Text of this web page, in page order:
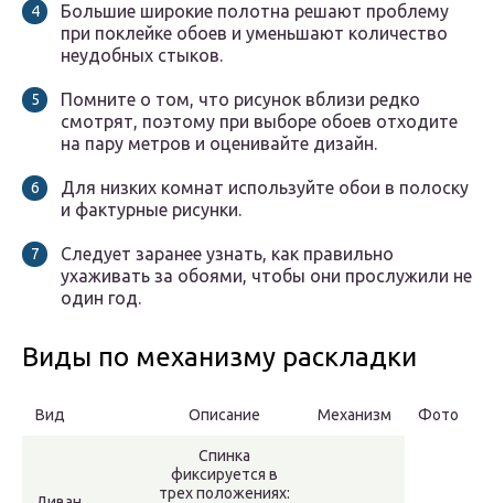
Большие широкие полотна решают проблему
при поклейке обоев и уменьшают количество
неудобных стыков.
Помните о том, что рисунок вблизи редко
смотрят, поэтому при выборе обоев отходите
на пару метров и оценивайте дизайн.
Для низких комнат используйте обои в полоску
и фактурные рисунки.
Следует заранее узнать, как правильно
ухаживать за обоями, чтобы они прослужили не
один год.
Виды по механизму раскладки
Вид Описание Механизм Фото
Спинка
фиксируется в
трех положениях: